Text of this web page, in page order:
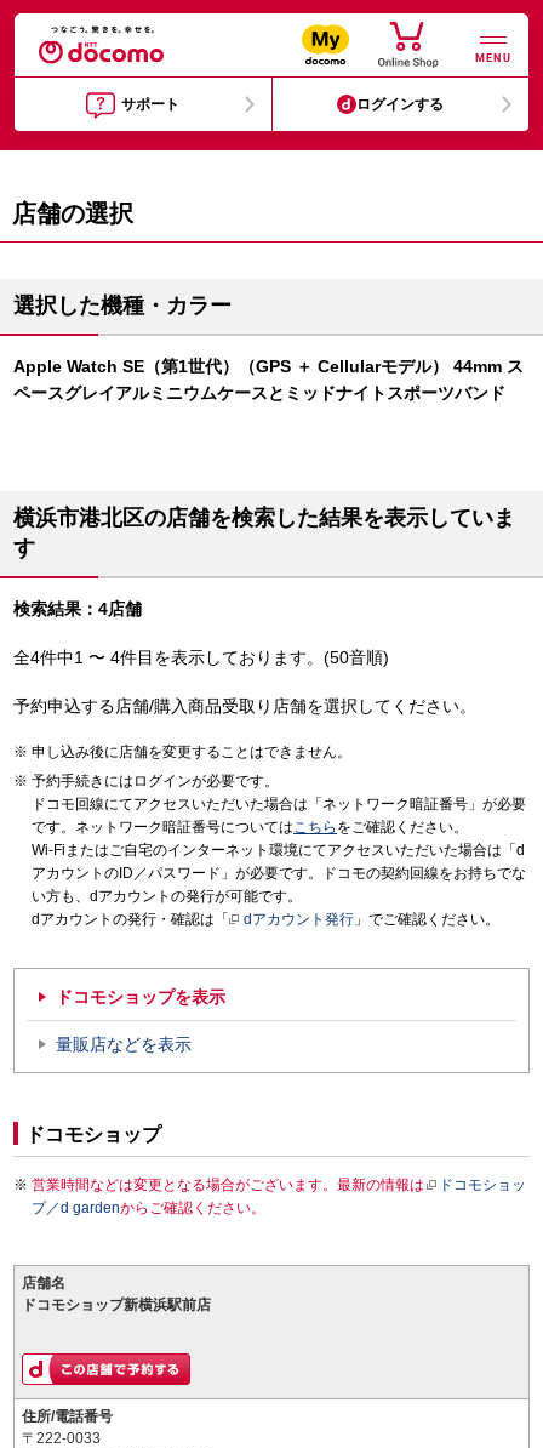
MENU
サポート ログインする
店舗の選択
選択した機種・カラー
Apple Watch SE（第1世代）（GPS ＋ Cellularモデル） 44mm ス
ペースグレイアルミニウムケースとミッドナイトスポーツバンド
横浜市港北区の店舗を検索した結果を表示していま
す
検索結果：4店舗
全4件中1 〜 4件目を表示しております。(50音順)
予約申込する店舗/購入商品受取り店舗を選択してください。
申し込み後に店舗を変更することはできません。
予約手続きにはログインが必要です。
ドコモ回線にてアクセスいただいた場合は「ネットワーク暗証番号」が必要
です。ネットワーク暗証番号についてはこちら をご確認ください。
Wi-Fiまたはご自宅のインターネット環境にてアクセスいただいた場合は「d
アカウントのID／パスワード」が必要です。ドコモの契約回線をお持ちでな
い方も、dアカウントの発行が可能です。
dアカウントの発行・確認は「
dアカウント発行 」でご確認ください。
ドコモショップを表示
量販店などを表示
ドコモショップ
営業時間などは変更となる場合がございます。最新の情報は
ドコモショッ
プ／d gardenからご確認ください。
店舗名
ドコモショップ新横浜駅前店
住所/電話番号
〒222-0033